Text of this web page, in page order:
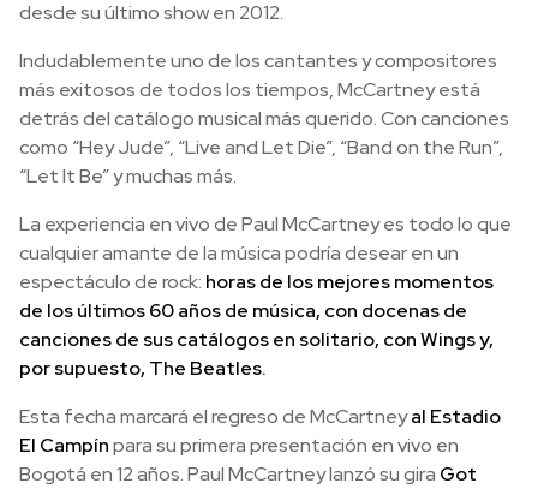
desde su último show en 2012.
Indudablemente uno de los cantantes y compositores
más exitosos de todos los tiempos, McCartney está
detrás del catálogo musical más querido. Con canciones
como “Hey Jude”, “Live and Let Die”, “Band on the Run”,
“Let It Be” y muchas más.
La experiencia en vivo de Paul McCartney es todo lo que
cualquier amante de la música podría desear en un
espectáculo de rock: horas de los mejores momentos
de los últimos 60 años de música, con docenas de
canciones de sus catálogos en solitario, con Wings y,
por supuesto, The Beatles.
Esta fecha marcará el regreso de McCartneyal Estadio
El Campínpara su primera presentación en vivo en
Bogotá en 12 años. Paul McCartney lanzó su gira Got